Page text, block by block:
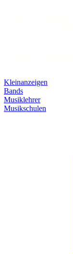
Kleinanzeigen
Bands
Musiklehrer
Musikschulen